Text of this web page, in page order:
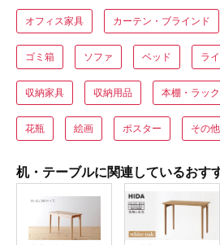
オフィス家具 カーテン・ブラインド
ゴミ箱 ソファ ベッド ラ
収納家具 収納用品 本棚・ラック
花瓶 絵画 ポスター その他
机・テーブルに関連しているおす